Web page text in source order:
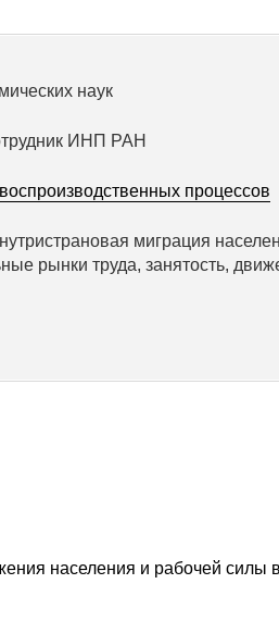
наук
ИНП РАН
процессов
миграция
рынки труда, занятость,
населения и рабочей